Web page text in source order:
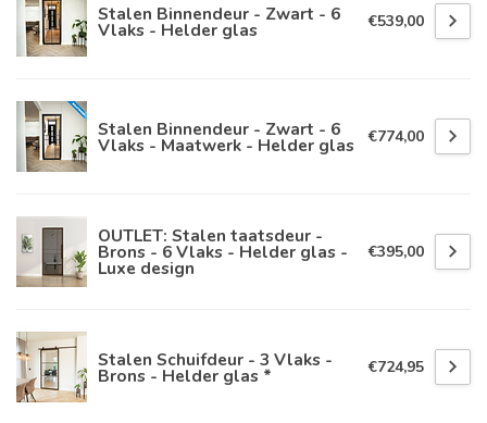
Stalen Binnendeur - Zwart - 6
Vlaks - Helder glas €539,00
Stalen Binnendeur - Zwart - 6
Vlaks - Maatwerk - Helder glas €774,00
OUTLET: Stalen taatsdeur -
Brons - 6 Vlaks - Helder glas -
Luxe design
€395,00
Stalen Schuifdeur - 3 Vlaks -
Brons - Helder glas * €724,95